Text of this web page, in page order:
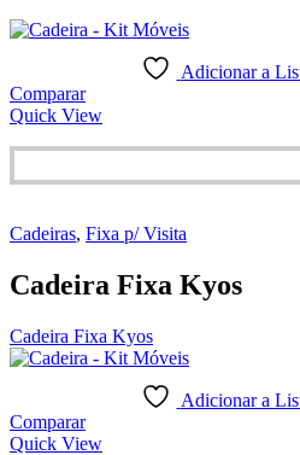
Adicionar a
Comparar
Quick View
Cadeiras, Fixa p/ Visita
Cadeira Fixa Kyos
Cadeira Fixa Kyos
Adicionar a
Comparar
Quick View